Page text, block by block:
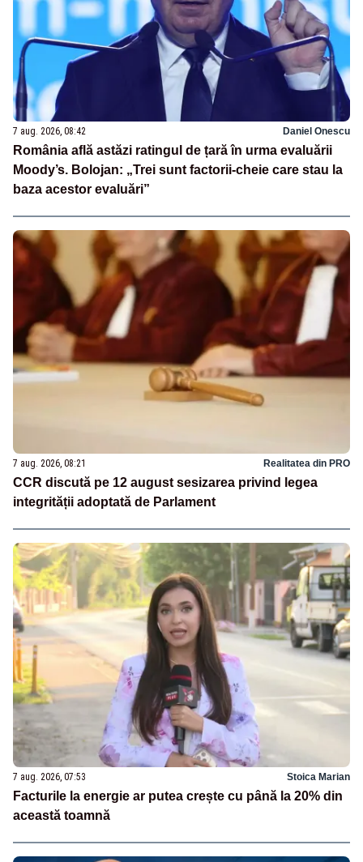
7 aug. 2026, 08:42 Daniel Onescu
România află astăzi ratingul de țară în urma evaluării
Moody’s. Bolojan: „Trei sunt factorii-cheie care stau la
baza acestor evaluări”
7 aug. 2026, 08:21 Realitatea din PRO
CCR discută pe 12 august sesizarea privind legea
integrității adoptată de Parlament
7 aug. 2026, 07:53 Stoica Marian
Facturile la energie ar putea crește cu până la 20% din
această toamnă